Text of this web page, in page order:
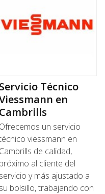
Servicio Técnico
en
Cambrills
Ofrecemos un servicio
viessmann en
Cambrills de calidad,
próximo al cliente del
servicio y más ajustado a
su bolsillo, trabajando con